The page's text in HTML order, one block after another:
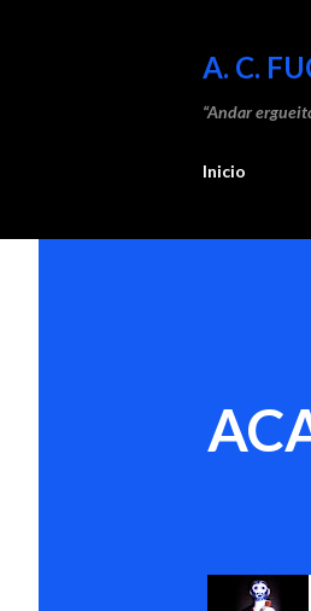
A. C.
“Andar
Inicio